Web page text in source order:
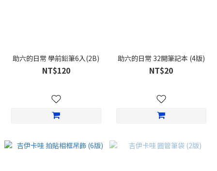
助六的日常 學前鉛筆6入(2B)
NT$120
助六的日常 32開筆記本 (4版)
NT$20